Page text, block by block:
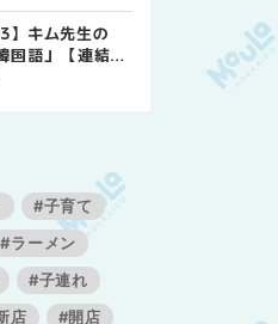
】キム先生の
国語」【連結語
3】
#子育て
#ラーメン
#子連れ
店
#開店